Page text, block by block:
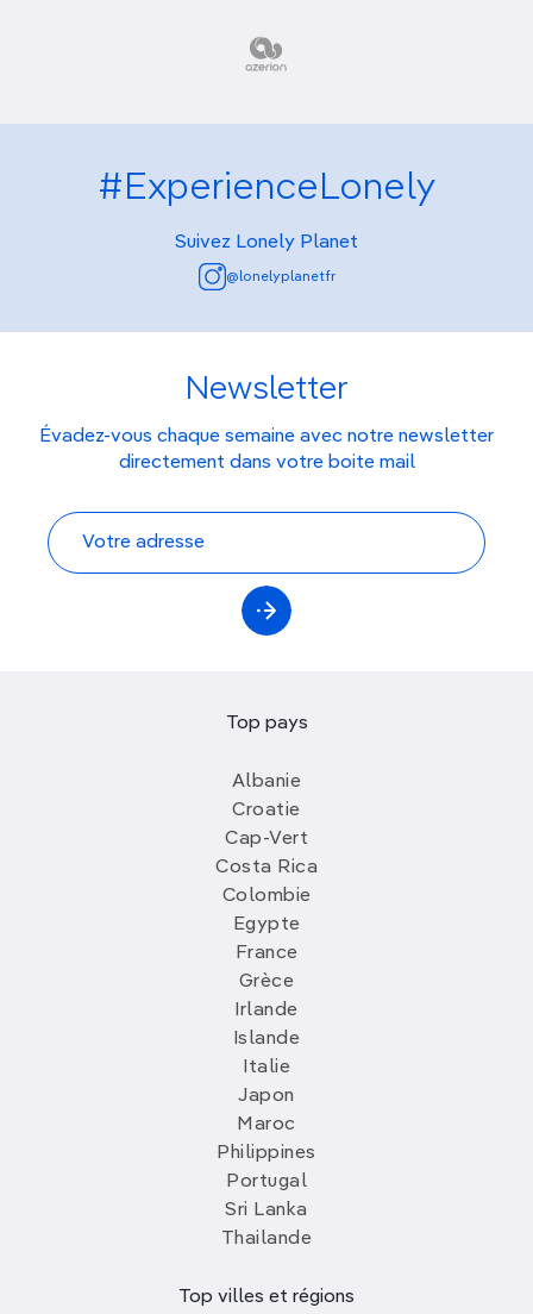
#ExperienceLonely
Suivez Lonely Planet
@lonelyplanetfr
Newsletter
Évadez-vous chaque semaine avec notre newsletter
directement dans votre boite mail
Top pays
Albanie
Croatie
Cap-Vert
Costa Rica
Colombie
Egypte
France
Grèce
Irlande
Islande
Italie
Japon
Maroc
Philippines
Portugal
Sri Lanka
Thailande
Top villes et régions